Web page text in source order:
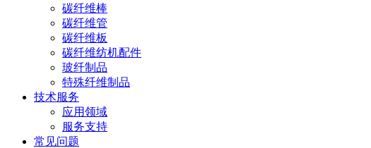
碳纤维棒
碳纤维管
碳纤维板
碳纤维纺机配件
玻纤制品
特殊纤维制品
技术服务
应用领域
服务支持
常见问题